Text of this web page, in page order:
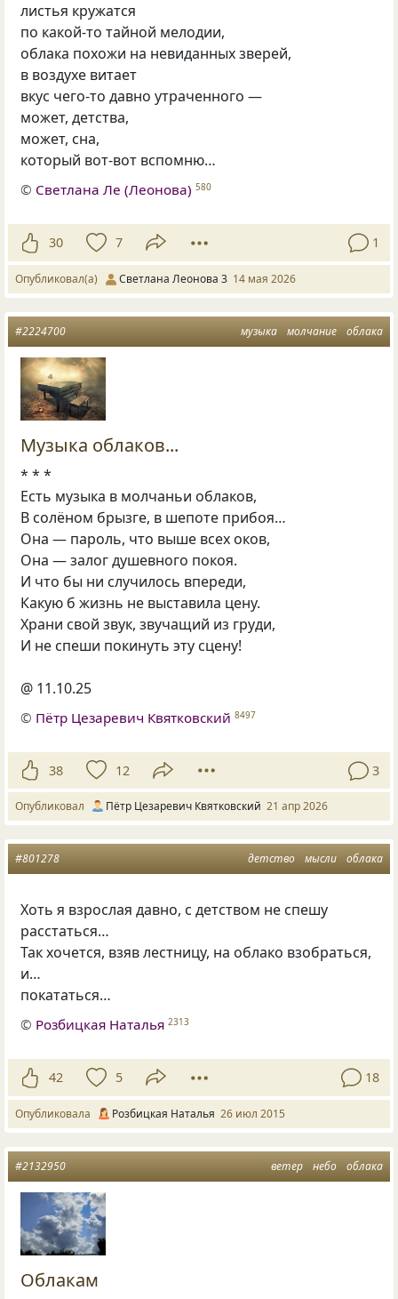
листья кружатся
по какой‑то тайной мелодии,
облака похожи на невиданных зверей,
в воздухе витает
вкус чего‑то давно утраченного —
может, детства,
может, сна,
который вот‑вот вспомню…
© Светлана Ле (Леонова) 580
30 7 1
Опубликовал(а) Светлана Леонова 3 14 мая 2026
музыка молчание облака
#2224700
Музыка облаков...
* * *
Есть музыка в молчаньи облаков,
В солёном брызге, в шепоте прибоя…
Она — пароль, что выше всех оков,
Она — залог душевного покоя.
И что бы ни случилось впереди,
Какую б жизнь не выставила цену.
Храни свой звук, звучащий из груди,
И не спеши покинуть эту сцену!
@ 11.10.25
© Пётр Цезаревич Квятковский 8497
38 12 3
Опубликовал Пётр Цезаревич Квятковский 21 апр 2026
детство мысли облака
#801278
Хоть я взрослая давно, с детством не спешу
расстаться…
Так хочется, взяв лестницу, на облако взобраться,
и…
покататься…
© Розбицкая Наталья 2313
42 5 18
Опубликовала Розбицкая Наталья 26 июл 2015
ветер небо облака
#2132950
Облакам